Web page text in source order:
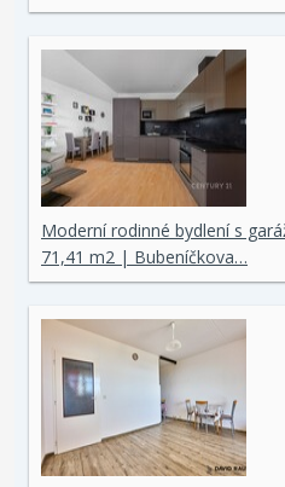
Moderní rodinné bydlení s
71,41 m2 | Bubeníčkova…